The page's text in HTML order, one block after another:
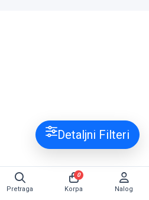
Detaljni Filteri
Pretraga Korpa
0
Nalog